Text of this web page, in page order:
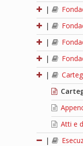
|
|
|
|
|
Atti e
|